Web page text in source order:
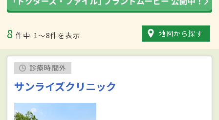
8 件中 1〜8件を表示 地図から探す
診療時間外
サンライズクリニック